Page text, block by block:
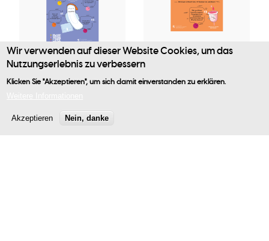
Benutzermenü
Publikation
MENG REEGEL,
Affiche 02
Publikation
Wéi en Afloss
Wir verwenden auf dieser Website Cookies, um das
Nutzungserlebnis zu verbessern
Klicken Sie "Akzeptieren", um sich damit einverstanden zu erklären.
Akzeptieren Nein, danke